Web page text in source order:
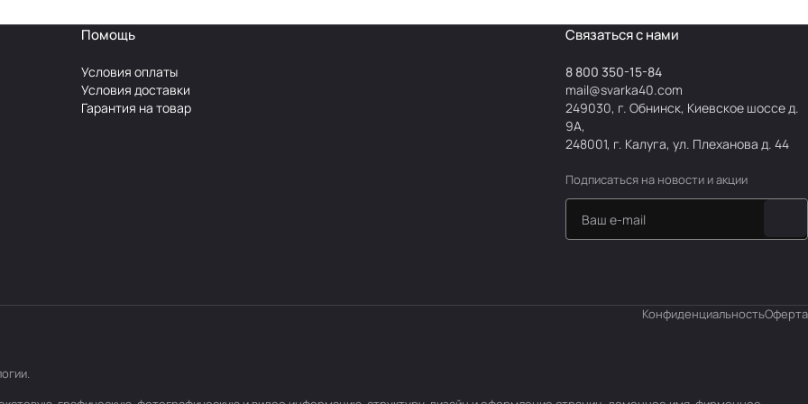
Помощь
Условия оплаты
Условия доставки
Гарантия на товар
Связаться с нами
8 800 350-15-84
mail@svarka40.com
249030, г. Обнинск, Киевское шоссе д.
9А,
248001, г. Калуга, ул. Плеханова д. 44
Подписаться на новости и акции
КонфиденциальностьОферта
.